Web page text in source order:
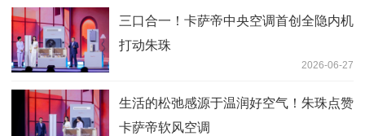
三口合一！卡萨帝中央空调首创全隐内机
打动朱珠
2026-06-27
生活的松弛感源于温润好空气！朱珠点赞
卡萨帝软风空调